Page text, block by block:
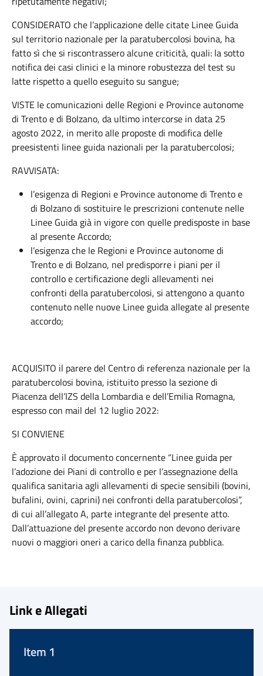
CONSIDERATO che l’applicazione delle citate Linee Guida
sul territorio nazionale per la paratubercolosi bovina, ha
fatto sì che si riscontrassero alcune criticità, quali: la sotto
notifica dei casi clinici e la minore robustezza del test su
latte rispetto a quello eseguito su sangue;
VISTE le comunicazioni delle Regioni e Province autonome
di Trento e di Bolzano, da ultimo intercorse in data 25
agosto 2022, in merito alle proposte di modifica delle
preesistenti linee guida nazionali per la paratubercolosi;
RAVVISATA:
l’esigenza di Regioni e Province autonome di Trento e
di Bolzano di sostituire le prescrizioni contenute nelle
Linee Guida già in vigore con quelle predisposte in base
al presente Accordo;
l’esigenza che le Regioni e Province autonome di
Trento e di Bolzano, nel predisporre i piani per il
controllo e certificazione degli allevamenti nei
confronti della paratubercolosi, si attengono a quanto
contenuto nelle nuove Linee guida allegate al presente
accordo;
ACQUISITO il parere del Centro di referenza nazionale per la
paratubercolosi bovina, istituito presso la sezione di
Piacenza dell’IZS della Lombardia e dell’Emilia Romagna,
espresso con mail del 12 luglio 2022:
SI CONVIENE
È approvato il documento concernente “Linee guida per
l’adozione dei Piani di controllo e per l’assegnazione della
qualifica sanitaria agli allevamenti di specie sensibili (bovini,
bufalini, ovini, caprini) nei confronti della paratubercolosi”,
di cui all’allegato A, parte integrante del presente atto.
Dall’attuazione del presente accordo non devono derivare
nuovi o maggiori oneri a carico della finanza pubblica.
Link e Allegati
Item 1